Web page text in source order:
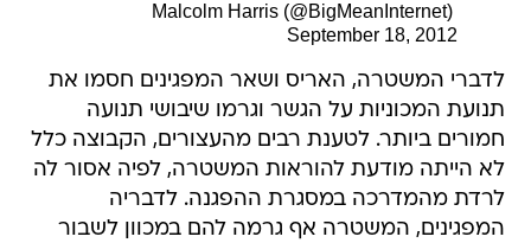
 Malcolm Harris (@BigMeanInternet)
September 18, 2012
לדברי המשטרה, האריס ושאר המפגינים חסמו את
תנועת המכוניות על הגשר וגרמו שיבושי תנועה
חמורים ביותר. לטענת רבים מהעצורים, הקבוצה כלל
לא הייתה מודעת להוראות המשטרה, לפיה אסור לה
לרדת מהמדרכה במסגרת ההפגנה. לדבריה
המפגינים, המשטרה אף גרמה להם במכוון לשבור